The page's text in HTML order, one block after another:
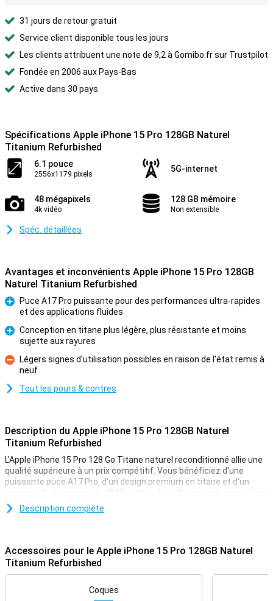
31 jours de retour gratuit
Service client disponible tous les jours
Les clients attribuent une note de 9,2 à Gomibo.fr sur Trustpilot
Fondée en 2006 aux Pays-Bas
Active dans 30 pays
Spécifications Apple iPhone 15 Pro 128GB Naturel
Titanium Refurbished
6.1 pouce
2556x1179 pixels
5G-internet
48 mégapixels
4k vidéo
128 GB mémoire
Non extensible
Spéc. détaillées
Avantages et inconvénients Apple iPhone 15 Pro 128GB
Naturel Titanium Refurbished
Pour
Puce A17 Pro puissante pour des performances ultra-rapides
et des applications fluides
Pour
Conception en titane plus légère, plus résistante et moins
sujette aux rayures
Contre
Légers signes d'utilisation possibles en raison de l'état remis à
neuf.
Tout les pours & contres
Description du Apple iPhone 15 Pro 128GB Naturel
Titanium Refurbished
L'Apple iPhone 15 Pro 128 Go Titane naturel reconditionné allie une
qualité supérieure à un prix compétitif. Vous bénéficiez d'une
puissante puce A17 Pro, d'un design premium en titane et d'un
appareil photo avancé de 48 Mpx. Vous bénéficiez également d'une
grande autonomie, d'un écran OLED lumineux de 6,1 pouces et de
fonctionnalités pratiques telles que le bouton Action et l'USB-C.
Vous choisissez donc intelligemment la qualité et économisez de
l'argent.
Remis à neuf : intelligent et durable
Lorsque vous choisissez l'Apple iPhone 15 Pro 128GB Natural
Description complète
Accessoires pour le Apple iPhone 15 Pro 128GB Naturel
Titanium Refurbished
Coques